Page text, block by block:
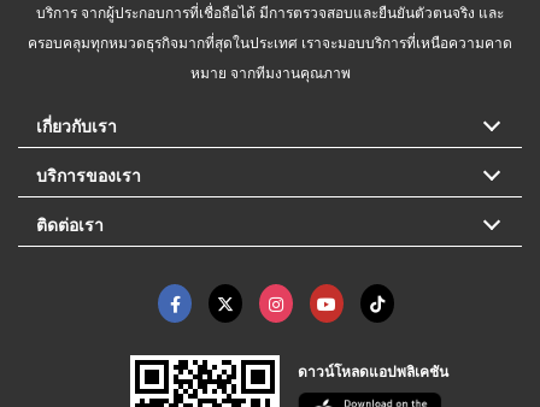
บริการ จากผู้ประกอบการที่เชื่อถือได้ มีการตรวจสอบและยืนยันตัวตนจริง และ
ครอบคลุมทุกหมวดธุรกิจมากที่สุดในประเทศ เราจะมอบบริการที่เหนือความคาด
หมาย จากทีมงานคุณภาพ
เกี่ยวกับเรา
บริการของเรา
ติดต่อเรา
ดาวน์โหลดแอปพลิเคชัน